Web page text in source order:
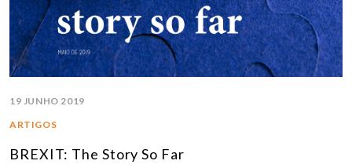
19 JUNHO 2019
ARTIGOS
BREXIT: The Story So Far